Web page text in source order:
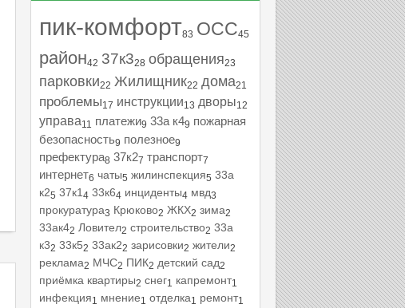
пик-комфорт83 ОСС45
район42 37к328 обращения23
парковки22 Жилищник22 дома21
проблемы17 инструкции13 дворы12
управа11 платежи9 33а к49 пожарная
безопасность9 полезное9
префектура8 37к27 транспорт7
интернет6 чаты5 жилинспекция5 33а
к25 37к1 4 33к64 инциденты4 мвд3
прокуратура3 Крюково2 ЖКХ2 зима2
33ак42 Ловител2 строительство2 33а
к32 33к52 33ак22 зарисовки2 жители2
реклама2 МЧС2 ПИК2 детский сад2
приёмка квартиры2 снег1 капремонт1
инфекция1 мнение1 отделка1 ремонт1